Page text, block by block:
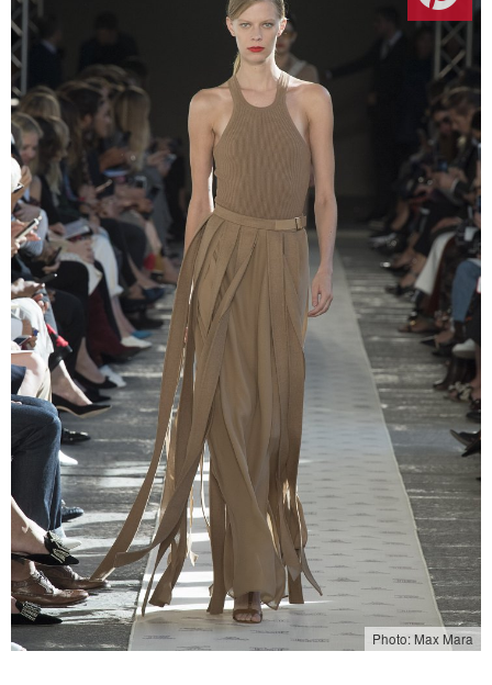
Photo: Max Mara